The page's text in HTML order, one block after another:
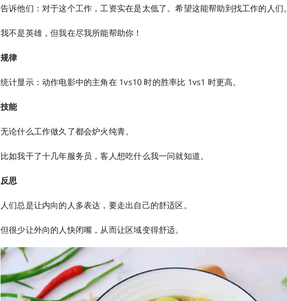
告诉他们：对于这个工作，工资实在是太低了。希望这能帮助到找工作的人们。
我不是英雄，但我在尽我所能帮助你！
规律
统计显示：动作电影中的主角在 1vs10 时的胜率比 1vs1 时更高。
技能
无论什么工作做久了都会炉火纯青。
比如我干了十几年服务员，客人想吃什么我一问就知道。
反思
人们总是让内向的人多表达，要走出自己的舒适区。
但很少让外向的人快闭嘴，从而让区域变得舒适。